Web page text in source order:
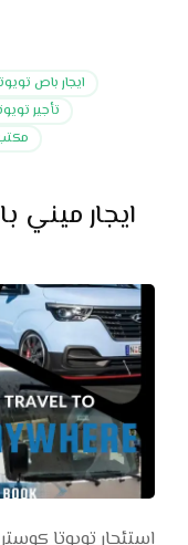
ايجار باص
تأجير
ايجار ميني